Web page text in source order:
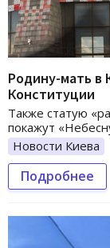
Родину-мать в
Конституции
Также статую
покажут
Новости Киева
Подробнее